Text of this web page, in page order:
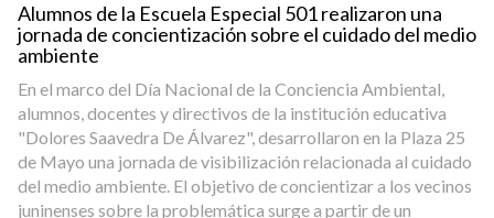
Alumnos de la Escuela Especial 501 realizaron una
jornada de concientización sobre el cuidado del medio
ambiente
En el marco del Día Nacional de la Conciencia Ambiental,
alumnos, docentes y directivos de la institución educativa
"Dolores Saavedra De Álvarez", desarrollaron en la Plaza 25
de Mayo una jornada de visibilización relacionada al cuidado
del medio ambiente. El objetivo de concientizar a los vecinos
juninenses sobre la problemática surge a partir de un